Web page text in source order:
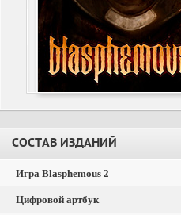
СОСТАВ ИЗДАНИЙ
Игра Blasphemous 2
Цифровой артбук